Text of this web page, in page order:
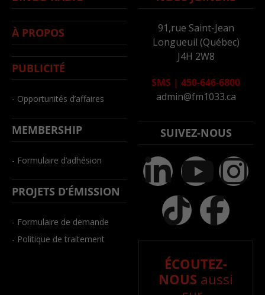
À PROPOS
PUBLICITÉ
- Opportunités d’affaires
MEMBERSHIP
- Formulaire d’adhésion
PROJETS D’ÉMISSION
- Formulaire de demande
- Politique de traitement
91,rue Saint-Jean
Longueuil (Québec)
J4H 2W8
SMS | 450-646-6800
admin@fm1033.ca
SUIVEZ-NOUS
ÉCOUTEZ-
NOUS aussi